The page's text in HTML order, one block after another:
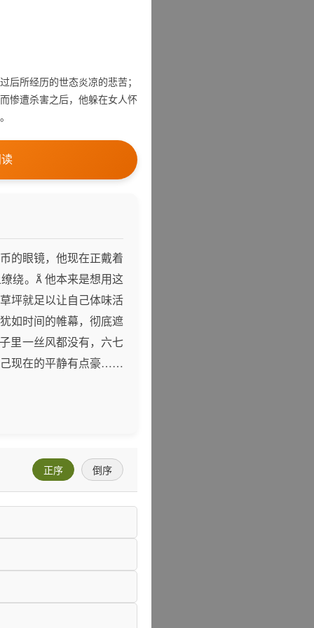
后所经历的世态炎凉的悲苦；
惨遭杀害之后，他躲在女人怀
的眼镜，他现在正戴着
绕。 他本来是想用这
坪就足以让自己体味活
如时间的帷幕，彻底遮
里一丝风都没有，六七
己现在的平静有点豪……
正序 倒序